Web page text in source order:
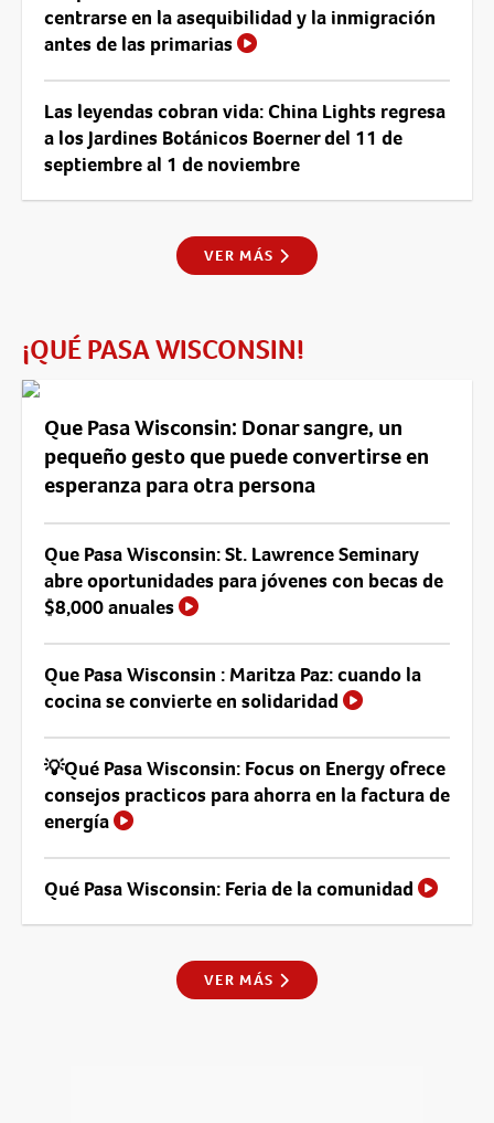
centrarse en la asequibilidad y la inmigración
antes de las primarias
Las leyendas cobran vida: China Lights regresa
a los Jardines Botánicos Boerner del 11 de
septiembre al 1 de noviembre
VER MÁS
¡QUÉ PASA WISCONSIN!
Que Pasa Wisconsin: Donar sangre, un
pequeño gesto que puede convertirse en
esperanza para otra persona
Que Pasa Wisconsin: St. Lawrence Seminary
abre oportunidades para jóvenes con becas de
$8,000 anuales
Que Pasa Wisconsin : Maritza Paz: cuando la
cocina se convierte en solidaridad
💡Qué Pasa Wisconsin: Focus on Energy ofrece
consejos practicos para ahorra en la factura de
energía
Qué Pasa Wisconsin: Feria de la comunidad
VER MÁS